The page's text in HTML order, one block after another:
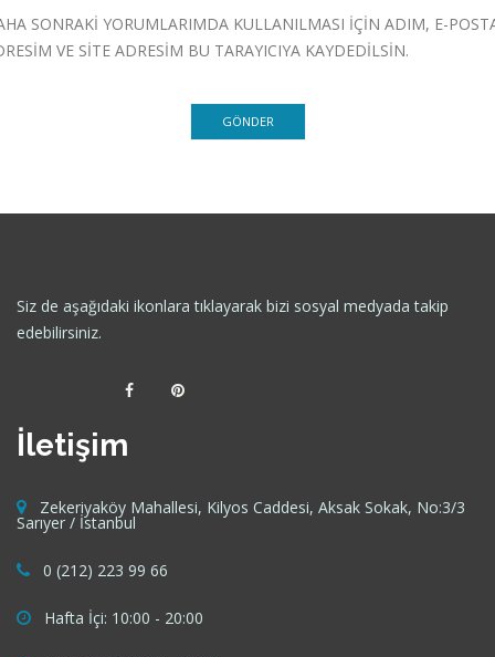
SONRAKI YORUMLARIMDA KULLANILMASI IÇIN ADIM, E-
VE SITE ADRESIM BU TARAYICIYA KAYDEDILSIN.
Siz de aşağıdaki ikonlara tıklayarak bizi sosyal medyada takip
edebilirsiniz.
İletişim
Zekeriyaköy Mahallesi, Kilyos Caddesi, Aksak Sokak, No:3/3
Sarıyer / İstanbul
0 (212) 223 99 66
Hafta İçi: 10:00 - 20:00